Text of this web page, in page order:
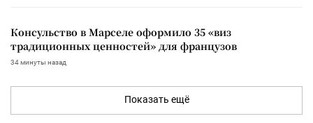
Консульство в Марселе оформило 35 «виз
традиционных ценностей» для французов
34 минуты назад
Показать ещё